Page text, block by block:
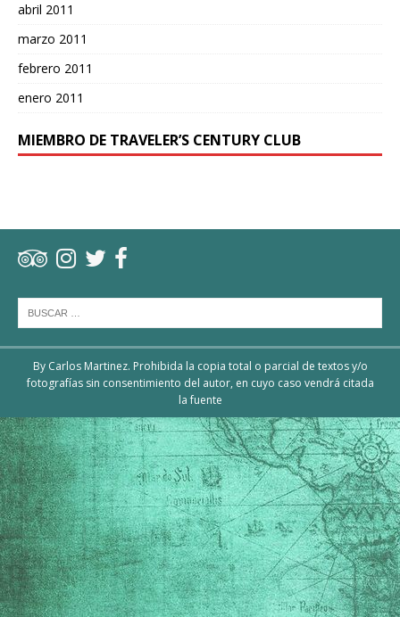
abril 2011
marzo 2011
febrero 2011
enero 2011
MIEMBRO DE TRAVELER’S CENTURY CLUB
By Carlos Martinez. Prohibida la copia total o parcial de textos y/o
fotografías sin consentimiento del autor, en cuyo caso vendrá citada
la fuente